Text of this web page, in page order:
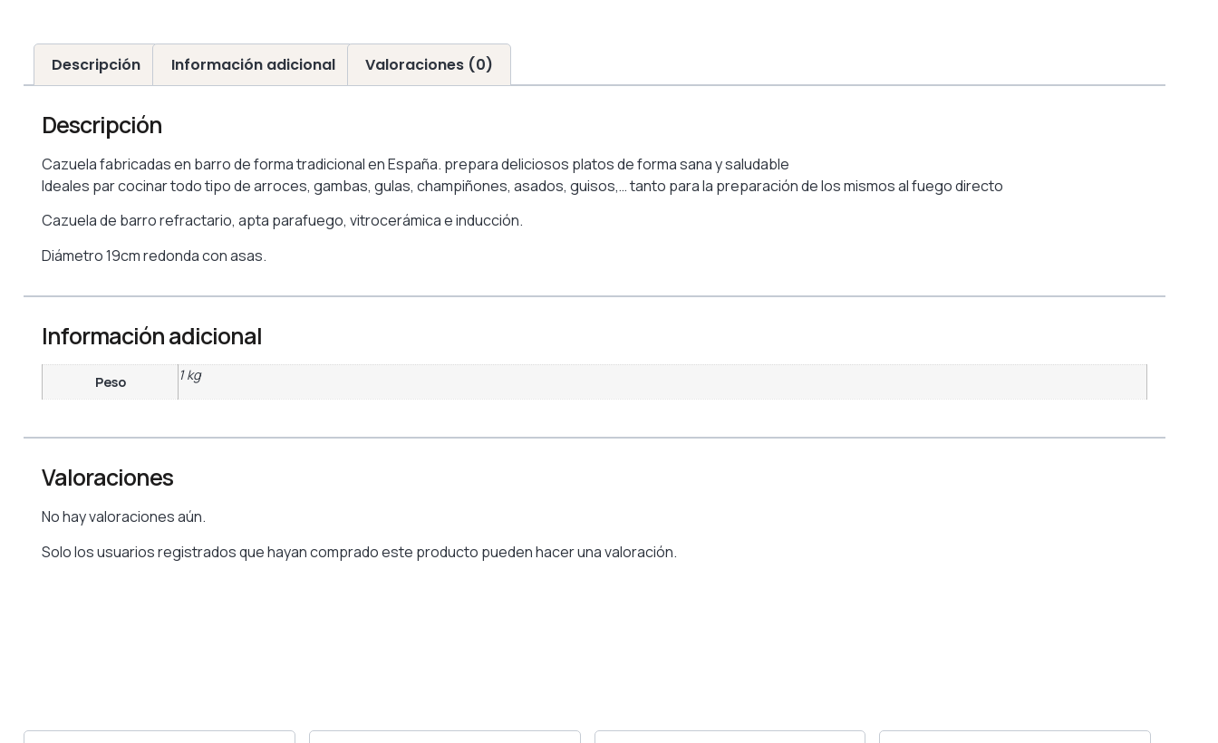
Descripción Información adicional Valoraciones (0)
Descripción
Cazuela fabricadas en barro de forma tradicional en España. prepara deliciosos platos de forma sana y saludable
Ideales par cocinar todo tipo de arroces, gambas, gulas, champiñones, asados, guisos,… tanto para la preparación de los mismos al fuego directo
Cazuela de barro refractario, apta parafuego, vitrocerámica e inducción.
Diámetro 19cm redonda con asas.
Información adicional
Peso 1 kg
Valoraciones
No hay valoraciones aún.
Solo los usuarios registrados que hayan comprado este producto pueden hacer una valoración.